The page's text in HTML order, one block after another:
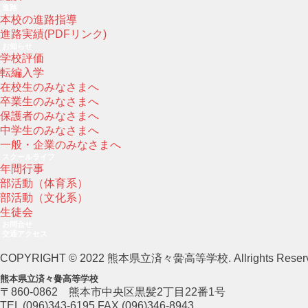
本校の進路指導
進路実績(PDFリンク)
学校評価
転編入学
在校生のみなさまへ
卒業生のみなさまへ
保護者のみなさまへ
中学生のみなさまへ
一般・企業のみなさまへ
年間行事
部活動（体育系）
部活動（文化系）
生徒会
COPYRIGHT © 2022 熊本県立済々黌高等学校. Allrights
熊本県立済々黌高等学校
〒860-0862 熊本市中央区黒髪2丁目22番1号
TEL (096)343-6195 FAX (096)346-8943